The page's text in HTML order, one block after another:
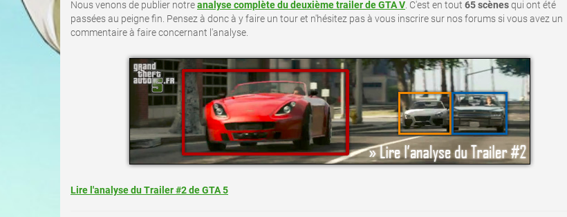
Nous venons de publier notreanalyse complète du deuxième trailer de GTA V . C'est en tout 65 scènesqui ont été
passées au peigne fin. Pensez à donc à y faire un tour et n'hésitez pas à vous inscrire sur nos forums si vous avez un
commentaire à faire concernant l'analyse.
Lire l'analyse du Trailer #2 de GTA 5